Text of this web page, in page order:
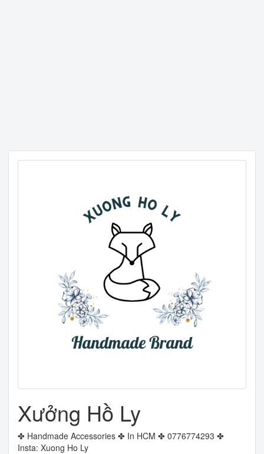
Xưởng Hồ Ly
✤ Handmade Accessories ✤ In HCM ✤ 0776774293 ✤
Insta: Xuong Ho Ly